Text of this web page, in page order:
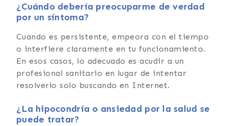
¿Cuándo debería preocuparme de verdad
por un síntoma?
Cuando es persistente, empeora con el tiempo
o interfiere claramente en tu funcionamiento.
En esos casos, lo adecuado es acudir a un
profesional sanitario en lugar de intentar
resolverlo solo buscando en Internet.
¿La hipocondría o ansiedad por la salud se
puede tratar?